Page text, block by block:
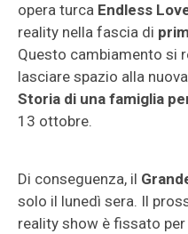
opera turca Endless
reality nella fascia di
Questo cambiamento si
lasciare spazio alla
Storia di una famiglia
13 ottobre.
Di conseguenza, il
solo il lunedì sera. Il
reality show è fissato